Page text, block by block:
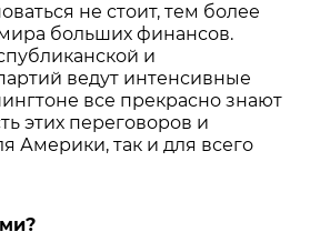
не стоит, тем более
больших финансов.
и
ведут интенсивные
все прекрасно знают
этих переговоров и
Америки, так и для всего